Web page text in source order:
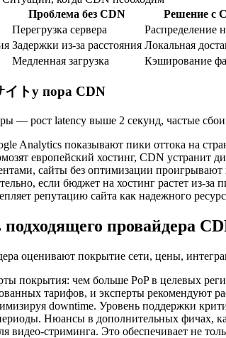
Проблема без CDN
Решение с
Перегрузка сервера
Распределение
Задержки из-за расстояния Локальная
Медленная загрузка Кэширование
トу пора CDN
— рост latency выше 2 секунд, частые
Analytics показывают пики оттока на
европейский хостинг, CDN устранит
сайты без оптимизации проигрывают
если бюджет на хостинг растет из-
репутацию сайта как надежного
провайдера
оценивают покрытие сети, цены,
покрытия: чем больше PoP в целевых
тарифов, и эксперты рекомендуют
downtime. Уровень поддержки
Нюансы в дополнительных фичах,
видео-стриминга. Это обеспечивает не